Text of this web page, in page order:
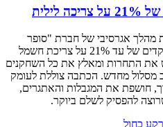
אגרסיבי של חברת "סופר
פאואר", שמציעה הנחות חסרות תקדים של עד 21% על צריכת חשמל
את התחרות ומאלץ את כל השחקנים
מסלול מחדש. הכתבה צוללת לעומק
חושפת את המגבלות והאתגרים,
להפסיק לשלם ביוקר.